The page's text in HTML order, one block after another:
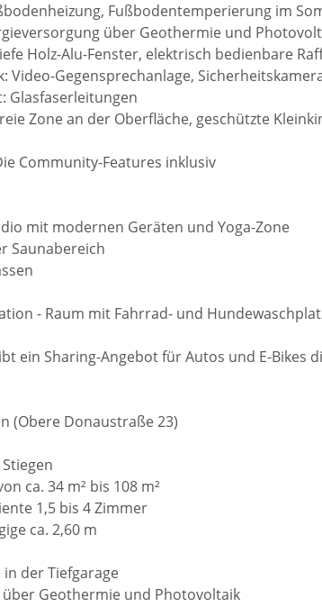
Fußbodentemperierung im
über Geothermie und
Holz-Alu-Fenster, elektrisch bedienbare
Video-Gegensprechanlage,
Glasfaserleitungen
Zone an der Oberfläche, geschützte
Community-Features inklusiv
mit modernen Geräten und Yoga-Zone
Saunabereich
- Raum mit Fahrrad- und
ein Sharing-Angebot für Autos und E-Bikes
(Obere Donaustraße 23)
ca. 34 m² bis 108 m²
1,5 bis 4 Zimmer
ca. 2,60 m
der Tiefgarage
Geothermie und Photovoltaik